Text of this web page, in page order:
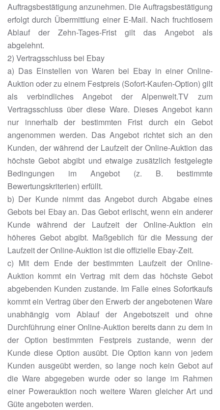
Auftragsbestätigung anzunehmen. Die Auftragsbestätigung
erfolgt durch Übermittlung einer E-Mail. Nach fruchtlosem
Ablauf der Zehn-Tages-Frist gilt das Angebot als
abgelehnt.
2) Vertragsschluss bei Ebay
a) Das Einstellen von Waren bei Ebay in einer Online-
Auktion oder zu einem Festpreis (Sofort-Kaufen-Option) gilt
als verbindliches Angebot der Alpenwelt.TV zum
Vertragsschluss über diese Ware. Dieses Angebot kann
nur innerhalb der bestimmten Frist durch ein Gebot
angenommen werden. Das Angebot richtet sich an den
Kunden, der während der Laufzeit der Online-Auktion das
höchste Gebot abgibt und etwaige zusätzlich festgelegte
Bedingungen im Angebot (z. B. bestimmte
Bewertungskriterien) erfüllt.
b) Der Kunde nimmt das Angebot durch Abgabe eines
Gebots bei Ebay an. Das Gebot erlischt, wenn ein anderer
Kunde während der Laufzeit der Online-Auktion ein
höheres Gebot abgibt. Maßgeblich für die Messung der
Laufzeit der Online-Auktion ist die offizielle Ebay-Zeit.
c) Mit dem Ende der bestimmten Laufzeit der Online-
Auktion kommt ein Vertrag mit dem das höchste Gebot
abgebenden Kunden zustande. Im Falle eines Sofortkaufs
kommt ein Vertrag über den Erwerb der angebotenen Ware
unabhängig vom Ablauf der Angebotszeit und ohne
Durchführung einer Online-Auktion bereits dann zu dem in
der Option bestimmten Festpreis zustande, wenn der
Kunde diese Option ausübt. Die Option kann von jedem
Kunden ausgeübt werden, so lange noch kein Gebot auf
die Ware abgegeben wurde oder so lange im Rahmen
einer Powerauktion noch weitere Waren gleicher Art und
Güte angeboten werden.